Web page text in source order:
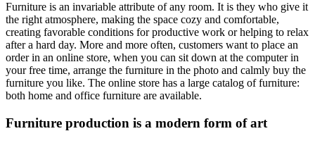
Furniture is an invariable attribute of any room. It is they who give it
the right atmosphere, making the space cozy and comfortable,
creating favorable conditions for productive work or helping to relax
after a hard day. More and more often, customers want to place an
order in an online store, when you can sit down at the computer in
your free time, arrange the furniture in the photo and calmly buy the
furniture you like. The online store has a large catalog of furniture:
both home and office furniture are available.
Furniture production is a modern form of art